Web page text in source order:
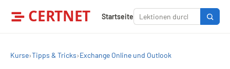
CERTNET Startseite
Kurse›Tipps & Tricks›Exchange Online und Outlook